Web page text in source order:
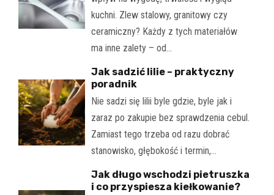
kuchni. Zlew stalowy, granitowy czy
ceramiczny? Każdy z tych materiałów
ma inne zalety – od…
Jak sadzić lilie – praktyczny
poradnik
Nie sadzi się lilii byle gdzie, byle jak i
zaraz po zakupie bez sprawdzenia cebul.
Zamiast tego trzeba od razu dobrać
stanowisko, głębokość i termin,…
Jak długo wschodzi pietruszka
i co przyspiesza kiełkowanie?